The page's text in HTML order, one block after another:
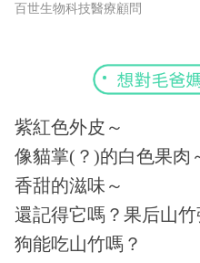
百世生物科技醫療顧問
紫紅色外皮～
像貓掌(？)的白色果肉
香甜的滋味～
還記得它嗎？果后山
狗能吃山竹嗎？